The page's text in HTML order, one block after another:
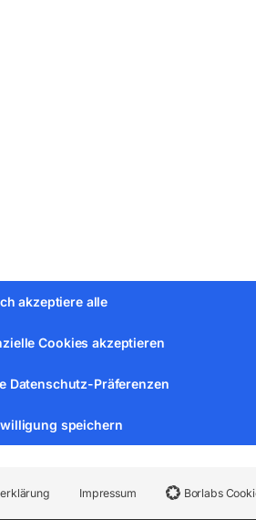
akzeptiere alle
Cookies akzeptieren
Datenschutz-Präferenzen
speichern
Impressum Borlabs